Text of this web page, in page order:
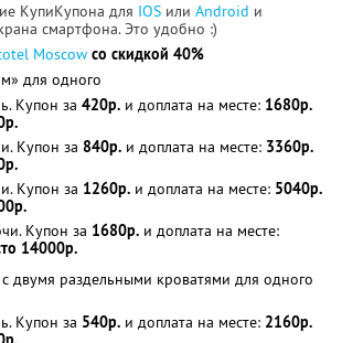
КупиКупона для IOS или Android и
смартфона. Это удобно :)
Moscow со скидкой 40%
для одного
Купон за 420р. и доплата на месте: 1680р.
Купон за 840р. и доплата на месте: 3360р.
Купон за 1260р. и доплата на месте: 5040р.
Купон за 1680р. и доплата на месте:
14000р.
двумя раздельными кроватями для одного
Купон за 540р. и доплата на месте: 2160р.